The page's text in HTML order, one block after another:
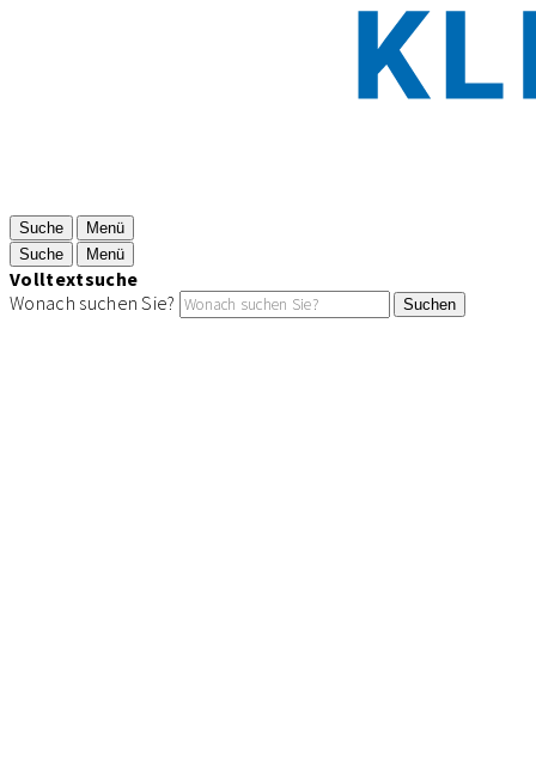
Suche
Menü
Suche
Menü
Volltextsuche
Wonach suchen Sie?
Suchen